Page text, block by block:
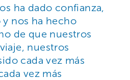
ha dado confianza,
y nos ha hecho
de que nuestros
nuestros
cada vez más
vez más